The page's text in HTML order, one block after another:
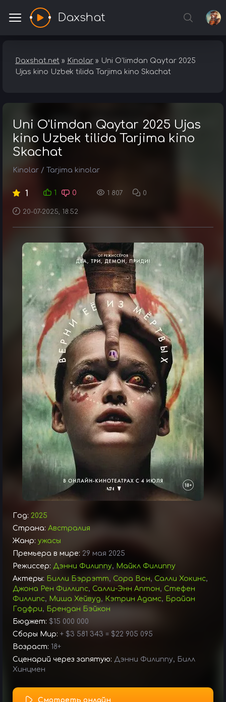
Daxshat
Daxshat.net » Kinolar » Uni O'limdan Qaytar 2025
Ujas kino Uzbek tilida Tarjima kino Skachat
Uni O'limdan Qaytar 2025 Ujas
kino Uzbek tilida Tarjima kino
Skachat
Kinolar / Tarjima kinolar
1 1 0 1 807 0
20-07-2025, 18:52
Год: 2025
Страна: Австралия
Жанр: ужасы
Премьера в мире: 29 мая 2025
Режиссер: Дэнни Филиппу, Майкл Филиппу
Актеры: Билли Бэррэтт, Сора Вон, Салли Хокинс,
Джона Рен Филлипс, Салли-Энн Аптон, Стефен
Филлипс, Миша Хейвуд, Кэтрин Адамс, Брайан
Годфри, Брендан Бэйкон
Бюджет: $15 000 000
Сборы Мир: + $3 581 343 = $22 905 095
Возраст: 18+
Сценарий через запятую: Дэнни Филиппу, Билл
Хинцмен
Смотреть онлайн